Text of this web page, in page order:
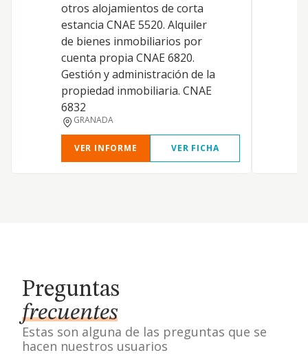
otros alojamientos de corta
estancia CNAE 5520. Alquiler
de bienes inmobiliarios por
cuenta propia CNAE 6820.
Gestión y administración de la
propiedad inmobiliaria. CNAE
6832
GRANADA
VER INFORME VER FICHA
Preguntas
frecuentes
Estas son alguna de las preguntas que se
hacen nuestros usuarios